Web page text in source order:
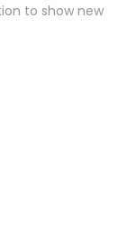
to show new